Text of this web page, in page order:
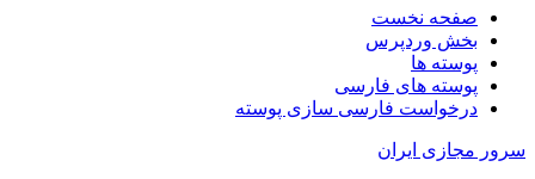
صفحه نخست
بخش وردپرس
پوسته ها
پوسته های فارسی
درخواست فارسی سازی پوسته
سرور مجازی ایران